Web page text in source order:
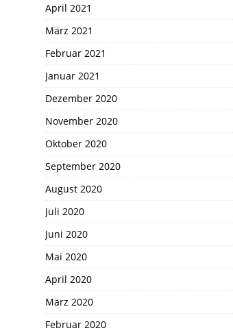
April 2021
März 2021
Februar 2021
Januar 2021
Dezember 2020
November 2020
Oktober 2020
September 2020
August 2020
Juli 2020
Juni 2020
Mai 2020
April 2020
März 2020
Februar 2020